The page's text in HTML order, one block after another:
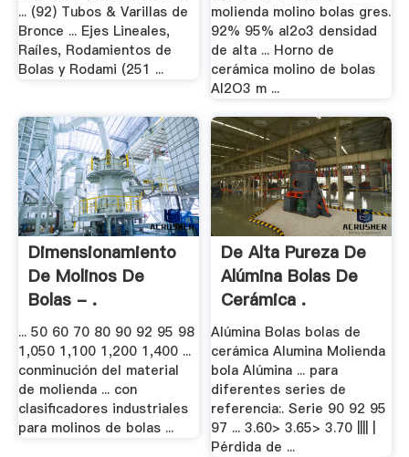
... (92) Tubos & Varillas de
Bronce ... Ejes Lineales,
Raíles, Rodamientos de
Bolas y Rodami (251 ...
molienda molino bolas gres.
92% 95% al2o3 densidad
de alta ... Horno de
cerámica molino de bolas
Al2O3 m ...
Dimensionamiento
De Molinos De
Bolas - .
... 50 60 70 80 90 92 95 98
1,050 1,100 1,200 1,400 ...
conminución del material
de molienda ... con
clasificadores industriales
para molinos de bolas ...
De Alta Pureza De
Alúmina Bolas De
Cerámica .
Alúmina Bolas bolas de
cerámica Alumina Molienda
bola Alúmina ... para
diferentes series de
referencia:. Serie 90 92 95
97 ... 3.60> 3.65> 3.70 |||| |
Pérdida de ...